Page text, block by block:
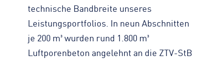
technische Bandbreite unseres
Leistungsportfolios. In neun Abschnitten
je 200 m³ wurden rund 1.800 m³
Luftporenbeton angelehnt an die ZTV-StB